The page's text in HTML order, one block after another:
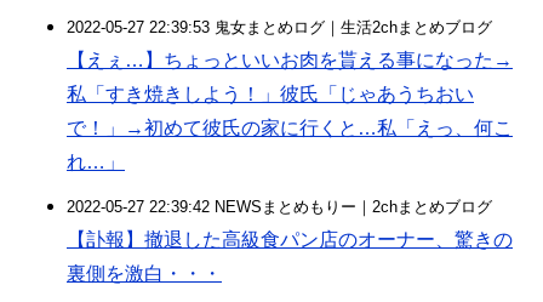
2022-05-27 22:39:53 鬼女まとめログ｜生活2chまとめブログ
【えぇ…】ちょっといいお肉を貰える事になった→
私「すき焼きしよう！」彼氏「じゃあうちおい
で！」→初めて彼氏の家に行くと…私「えっ、何こ
れ…」
2022-05-27 22:39:42 NEWSまとめもりー｜2chまとめブログ
【訃報】撤退した高級食パン店のオーナー、驚きの
裏側を激白・・・